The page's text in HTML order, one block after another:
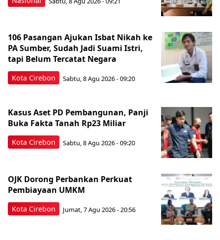
Kota Cirebon
106 Pasangan Ajukan Isbat Nikah ke
PA Sumber, Sudah Jadi Suami Istri,
tapi Belum Tercatat Negara
Sabtu, 8 Agu 2026 - 09:20
Kota Cirebon
Kasus Aset PD Pembangunan, Panji
Buka Fakta Tanah Rp23 Miliar
Sabtu, 8 Agu 2026 - 09:20
Kota Cirebon
OJK Dorong Perbankan Perkuat
Pembiayaan UMKM
Jumat, 7 Agu 2026 - 20:56